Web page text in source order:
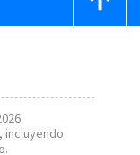
incluyendo